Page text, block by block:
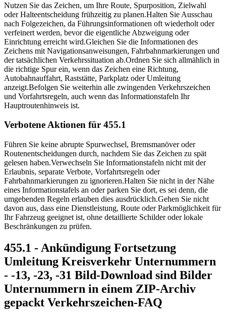
Nutzen Sie das Zeichen, um Ihre Route, Spurposition, Zielwahl
oder Halteentscheidung frühzeitig zu planen.Halten Sie Ausschau
nach Folgezeichen, da Führungsinformationen oft wiederholt oder
verfeinert werden, bevor die eigentliche Abzweigung oder
Einrichtung erreicht wird.Gleichen Sie die Informationen des
Zeichens mit Navigationsanweisungen, Fahrbahnmarkierungen und
der tatsächlichen Verkehrssituation ab.Ordnen Sie sich allmählich in
die richtige Spur ein, wenn das Zeichen eine Richtung,
Autobahnauffahrt, Raststätte, Parkplatz oder Umleitung
anzeigt.Befolgen Sie weiterhin alle zwingenden Verkehrszeichen
und Vorfahrtsregeln, auch wenn das Informationstafeln Ihr
Hauptroutenhinweis ist.
Verbotene Aktionen für 455.1
Führen Sie keine abrupte Spurwechsel, Bremsmanöver oder
Routenentscheidungen durch, nachdem Sie das Zeichen zu spät
gelesen haben.Verwechseln Sie Informationstafeln nicht mit der
Erlaubnis, separate Verbote, Vorfahrtsregeln oder
Fahrbahnmarkierungen zu ignorieren.Halten Sie nicht in der Nähe
eines Informationstafels an oder parken Sie dort, es sei denn, die
umgebenden Regeln erlauben dies ausdrücklich.Gehen Sie nicht
davon aus, dass eine Dienstleistung, Route oder Parkmöglichkeit für
Ihr Fahrzeug geeignet ist, ohne detaillierte Schilder oder lokale
Beschränkungen zu prüfen.
455.1 - Ankündigung Fortsetzung
Umleitung Kreisverkehr Unternummern
- -13, -23, -31 Bild-Download sind Bilder
Unternummern in einem ZIP-Archiv
gepackt Verkehrszeichen-FAQ